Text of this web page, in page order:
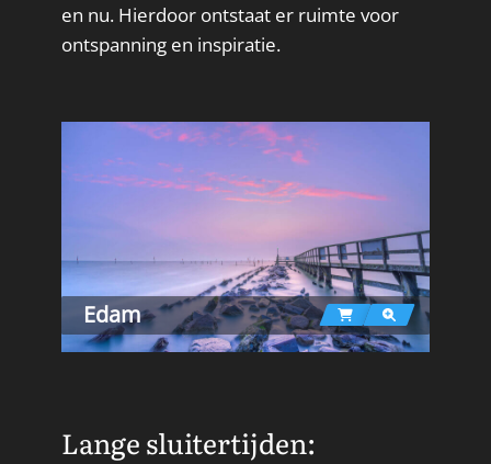
en nu. Hierdoor ontstaat er ruimte voor
ontspanning en inspiratie.
Edam
Lange sluitertijden: